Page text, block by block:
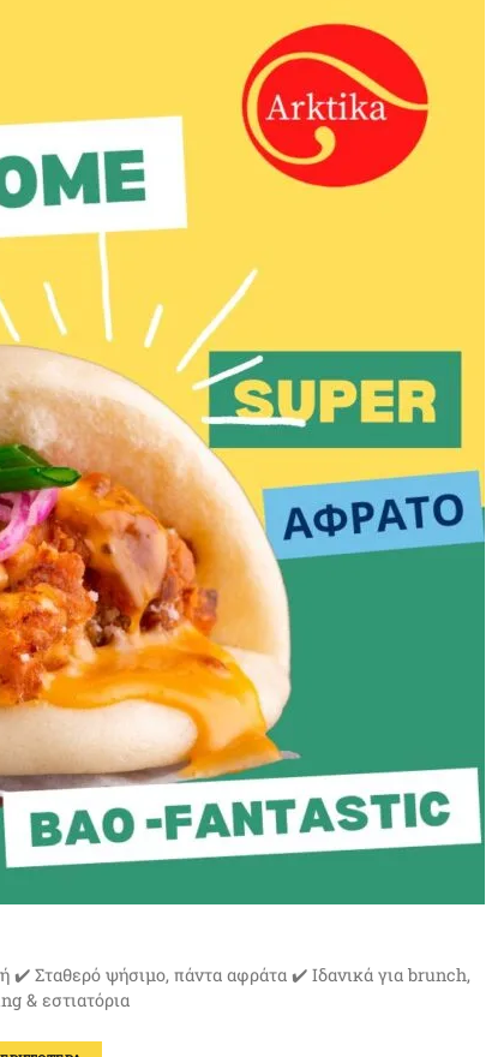
Σταθερό ψήσιμο, πάντα αφράτα ✔️ Ιδανικά για brunch,
& εστιατόρια